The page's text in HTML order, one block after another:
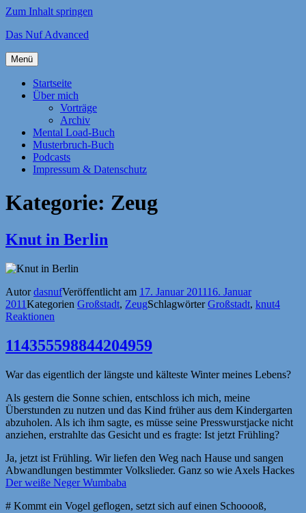
Zum Inhalt springen
Das Nuf Advanced
Menü
Startseite
Über mich
Vorträge
Archiv
Mental Load-Buch
Musterbruch-Buch
Podcasts
Impressum & Datenschutz
Kategorie: Zeug
Knut in Berlin
AutordasnufVeröffentlicht am 17. Januar 201116. Januar
2011Kategorien Großstadt, ZeugSchlagwörterGroßstadt, knut4
Reaktionen
114355598844204959
War das eigentlich der längste und kälteste Winter meines Lebens?
Als gestern die Sonne schien, entschloss ich mich, meine
Überstunden zu nutzen und das Kind früher aus dem Kindergarten
abzuholen. Als ich ihm sagte, es müsse seine Presswurstjacke nicht
anziehen, erstrahlte das Gesicht und es fragte: Ist jetzt Frühling?
Ja, jetzt ist Frühling. Wir liefen den Weg nach Hause und sangen
Abwandlungen bestimmter Volkslieder. Ganz so wie Axels Hackes
Der weiße Neger Wumbaba
# Kommt ein Vogel geflogen, setzt sich auf einen Schooooß,